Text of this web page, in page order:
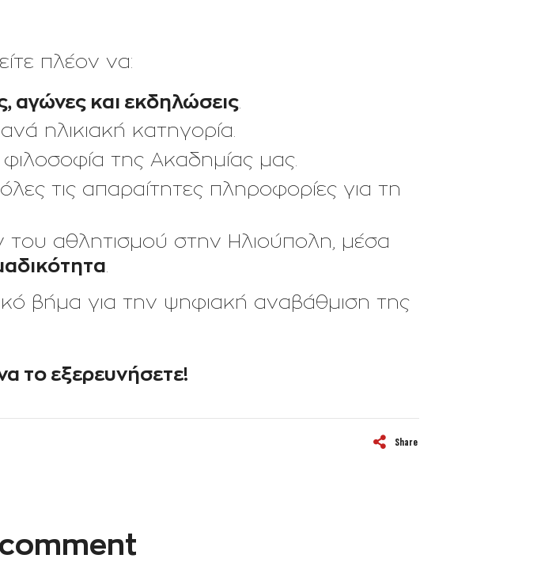
πλέον να:
αγώνες και εκδηλώσεις.
ηλικιακή κατηγορία.
της Ακαδημίας μας.
τις απαραίτητες πληροφορίες για τη
αθλητισμού στην Ηλιούπολη, μέσα
βήμα για την ψηφιακή αναβάθμιση της
το εξερευνήσετε!
Share